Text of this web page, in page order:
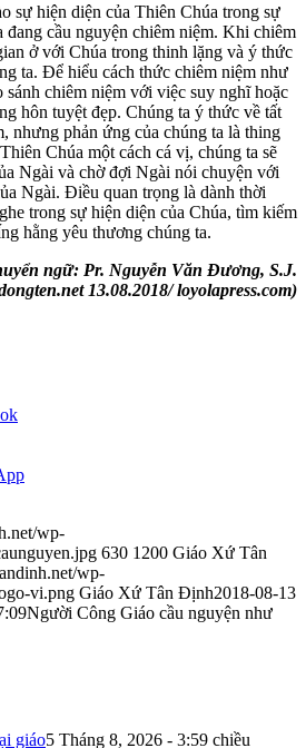
sự hiện diện của Thiên Chúa trong sự
đang cầu nguyện chiêm niệm. Khi chiêm
ở với Chúa trong thinh lặng và ý thức
ta. Để hiểu cách thức chiêm niệm như
sánh chiêm niệm với việc suy nghĩ hoặc
hôn tuyệt đẹp. Chúng ta ý thức về tất
nhưng phản ứng của chúng ta là thing
Chúa một cách cá vị, chúng ta sẽ
Ngài và chờ đợi Ngài nói chuyện với
Ngài. Điều quan trọng là dành thời
trong sự hiện diện của Chúa, tìm kiếm
hằng yêu thương chúng ta.
ngữ: Pr. Nguyễn Văn Đương, S.J.
13.08.2018/ loyolapress.com)
wp-
630 1200 Giáo Xứ Tân
wp-
vi.png Giáo Xứ Tân Định2018-08-13
Người Công Giáo cầu nguyện như
giáo5 Tháng 8, 2026 - 3:59 chiều